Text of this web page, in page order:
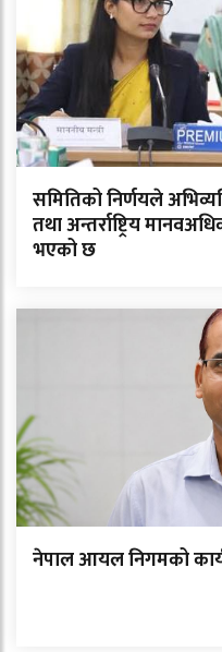
समितिको निर्णयले
तथा अन्तर्राष्ट्रिय
भएको छ
नेपाल आयल निगमको